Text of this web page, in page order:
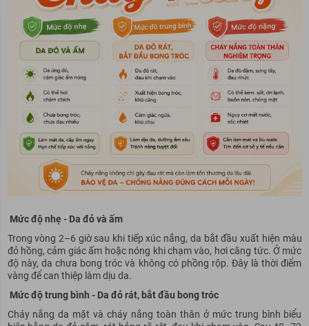
Mức độ nhẹ - Da đỏ và ấm
Trong vòng 2–6 giờ sau khi tiếp xúc nắng, da bắt đầu xuất hiện màu
đỏ hồng, cảm giác ấm hoặc nóng khi chạm vào, hơi căng tức. Ở mức
độ này, da chưa bong tróc và không có phồng rộp. Đây là thời điểm
vàng để can thiệp làm dịu da.
Mức độ trung bình - Da đỏ rát, bắt đầu bong tróc
Cháy nắng da mặt và cháy nắng toàn thân ở mức trung bình biểu